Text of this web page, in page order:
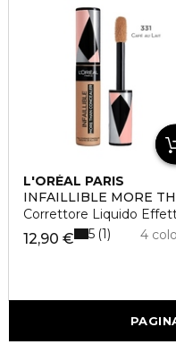
L'ORÉAL PARIS
INFAILLIBLE MORE
Correttore Liquido
12,90 € 4
5 1